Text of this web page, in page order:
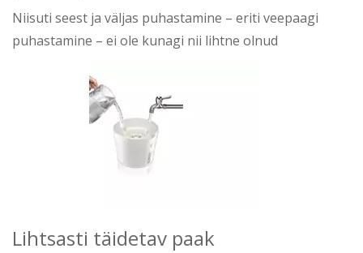
Niisuti seest ja väljas puhastamine – eriti veepaagi
puhastamine – ei ole kunagi nii lihtne olnud
Lihtsasti täidetav paak